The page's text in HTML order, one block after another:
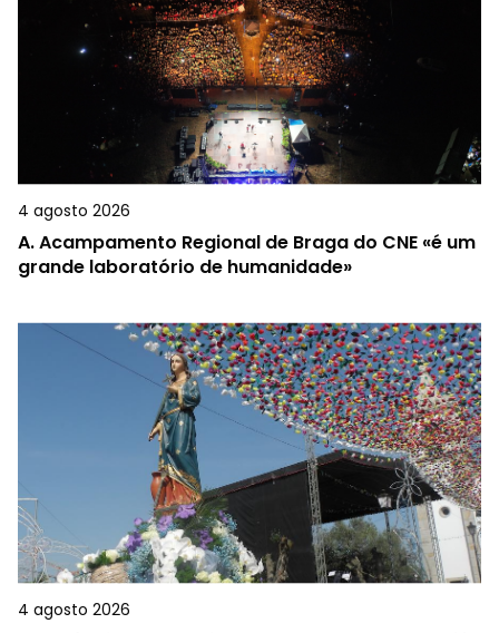
4 agosto 2026
A.Acampamento Regional de Braga do CNE «é um
grande laboratório de humanidade»
4 agosto 2026